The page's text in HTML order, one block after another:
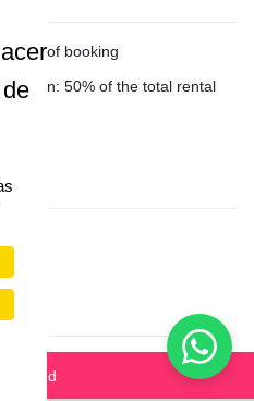
solicitud
of booking
in: 50% of the total rental